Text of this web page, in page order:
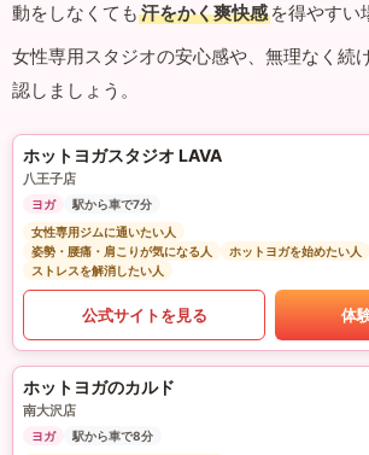
動をしなくても 汗をかく爽快感 を得やすい
女性専用スタジオの安心感や、無理なく続
認しましょう。
ホットヨガスタジオ LAVA
八王子店
ヨガ
駅から車で7分
女性専用ジムに通いたい人
姿勢・腰痛・肩こりが気になる人
ホットヨガを始めたい人
ストレスを解消したい人
公式サイトを見る 体
ホットヨガのカルド
南大沢店
ヨガ
駅から車で8分